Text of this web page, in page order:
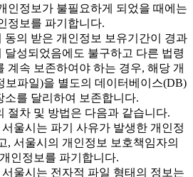
인정보가 불필요하게 되었을 때에는
정보를 파기합니다.
의 받은 개인정보 보유기간이 경과
달성되었음에도 불구하고 다른 법령
계속 보존하여야 하는 경우, 해당 개
보파일)을 별도의 데이터베이스(DB)
소를 달리하여 보존합니다.
절차 및 방법은 다음과 같습니다.
서울시는 파기 사유가 발생한 개인정
, 서울시의 개인정보 보호책임자의
인정보를 파기합니다.
서울시는 전자적 파일 형태의 정보는